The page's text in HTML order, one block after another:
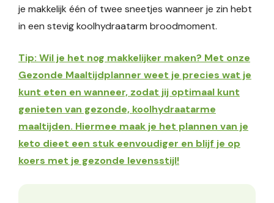
je makkelijk één of twee sneetjes wanneer je zin hebt
in een stevig koolhydraatarm broodmoment.
Tip: Wil je het nog makkelijker maken? Met onze
Gezonde Maaltijdplanner weet je precies wat je
kunt eten en wanneer, zodat jij optimaal kunt
genieten van gezonde, koolhydraatarme
maaltijden. Hiermee maak je het plannen van je
keto dieet een stuk eenvoudiger en blijf je op
koers met je gezonde levensstijl!